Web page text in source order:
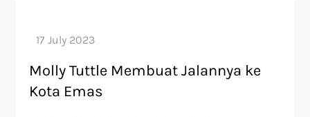
Molly Tuttle Membuat Jalannya ke
Kota Emas